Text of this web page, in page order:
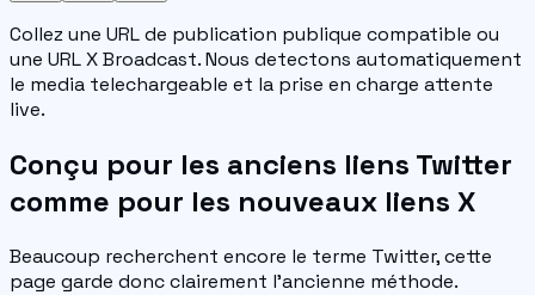
Collez une URL de publication publique compatible ou
une URL X Broadcast. Nous detectons automatiquement
le media telechargeable et la prise en charge attente
live.
Conçu pour les anciens liens Twitter
comme pour les nouveaux liens X
Beaucoup recherchent encore le terme Twitter, cette
page garde donc clairement l'ancienne méthode.